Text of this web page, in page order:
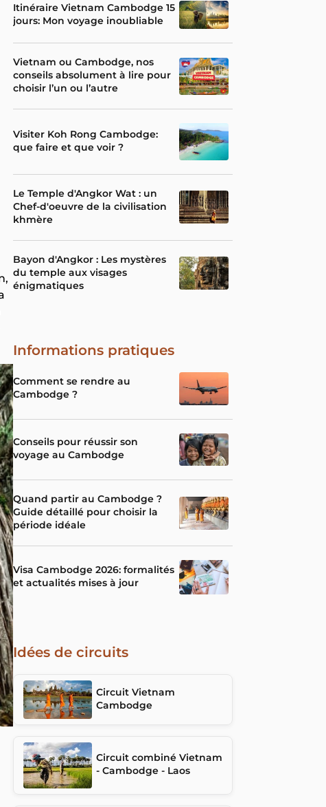
Itinéraire Vietnam Cambodge 15
jours: Mon voyage inoubliable
Vietnam ou Cambodge, nos
conseils absolument à lire pour
choisir l’un ou l’autre
Visiter Koh Rong Cambodge:
que faire et que voir ?
Le Temple d'Angkor Wat : un
Chef-d'oeuvre de la civilisation
khmère
Bayon d'Angkor : Les mystères
du temple aux visages
énigmatiques
Informations pratiques
Comment se rendre au
Cambodge ?
Conseils pour réussir son
voyage au Cambodge
Quand partir au Cambodge ?
Guide détaillé pour choisir la
période idéale
Visa Cambodge 2026: formalités
et actualités mises à jour
Idées de circuits
Circuit Vietnam
Cambodge
Circuit combiné Vietnam
- Cambodge - Laos